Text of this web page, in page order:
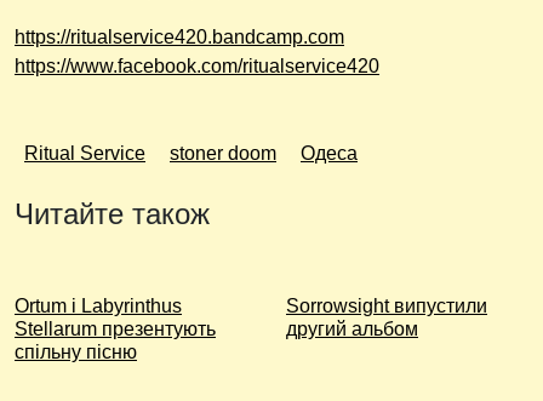
https://ritualservice420.bandcamp.com
https://www.facebook.com/ritualservice420
Ritual Service stoner doom Одеса
Читайте також
Ortum і Labyrinthus
Stellarum презентують
спільну пісню
Sorrowsight випустили
другий альбом